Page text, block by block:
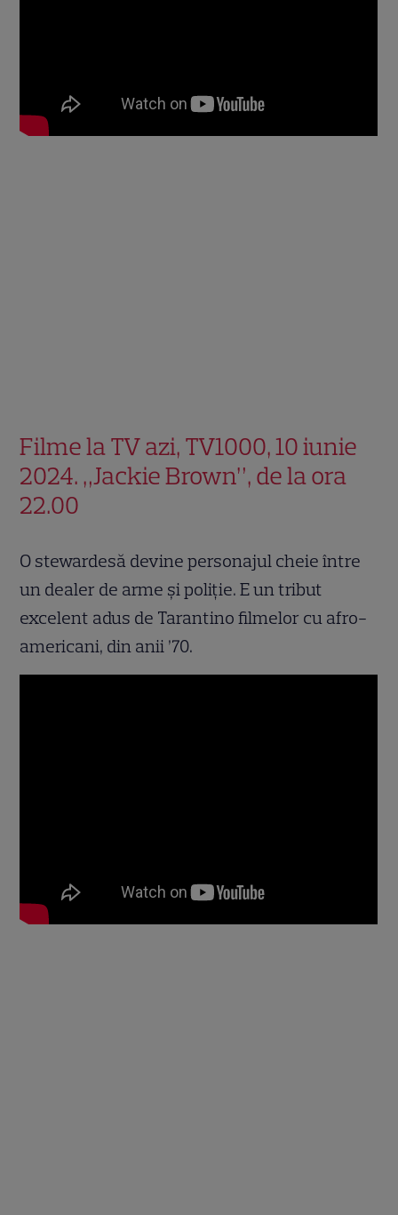
Filme la TV azi, TV1000, 10 iunie
2024. „Jackie Brown”, de la ora
22.00
O stewardesă devine personajul cheie între
un dealer de arme şi poliţie. E un tribut
excelent adus de Tarantino filmelor cu afro-
americani, din anii ’70.